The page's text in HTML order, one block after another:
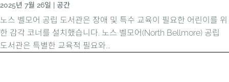
2025년 7월 26일 공간
노스 벨모어 공립 도서관은 장애 및 특수 교육이 필요한 어린이를 위
한 감각 코너를 설치했습니다. 노스 벨모어(North Bellmore) 공립
도서관은 특별한 교육적 필요와...